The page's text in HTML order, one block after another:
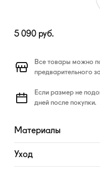
5 090 руб.
Все товары можно
предварительного
Если размер не
дней после покупки.
Материалы
Развернуть
Уход
Развернуть